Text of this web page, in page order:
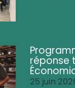
réponse
25 juin